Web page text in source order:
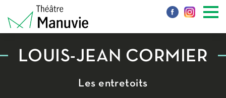
LOUIS-JEAN CORMIER
Les entretoits